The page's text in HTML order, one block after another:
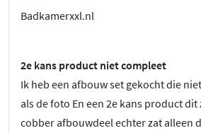
Badkamerxxl.nl
2e kans product niet compleet
Ik heb een afbouw set gekocht die
als de foto En een 2e kans product
cobber afbouwdeel echter zat alleen